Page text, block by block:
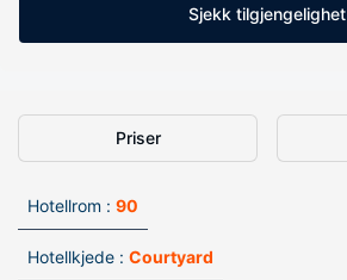
Sjekk tilgjengelighet
Priser
Hotellrom : 90
Hotellkjede : Courtyard